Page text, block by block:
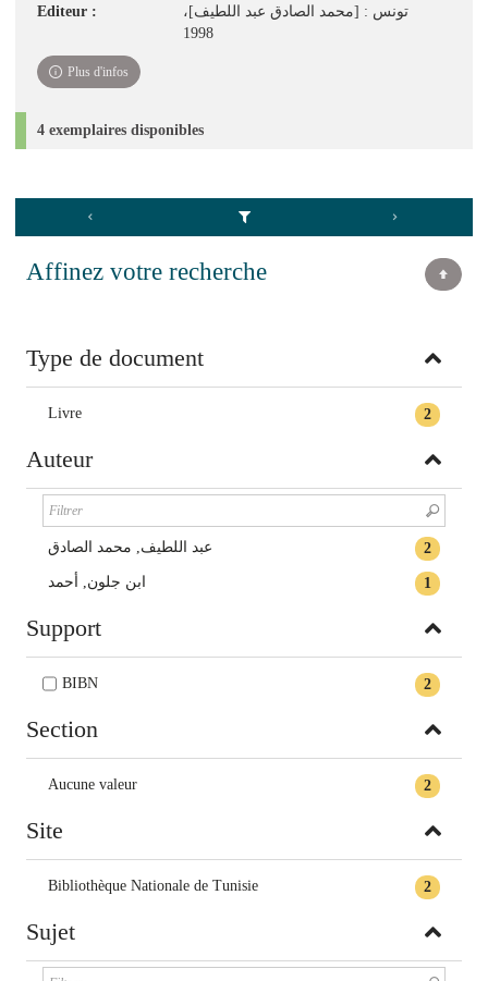
Editeur :
تونس : [محمد الصادق عبد اللطيف]،
1998
Plus d'infos
4 exemplaires disponibles
Affinez votre recherche
Type de document
2
Livre
Auteur
2 عبد اللطيف, محمد الصادق
1 ابن جلون, أحمد
Support
2
BIBN
Section
2
Aucune valeur
Site
2
Bibliothèque Nationale de Tunisie
Sujet